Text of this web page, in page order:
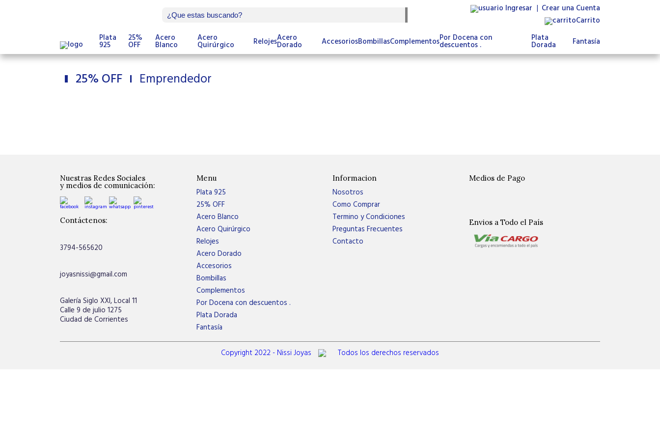
Ingresar | Crear una Cuenta
Carrito
Plata
925
25%
OFF
Acero
Blanco
Acero
Quirúrgico RelojesAcero
Dorado AccesoriosBombillasComplementosPor Docena con
descuentos .
Plata
Dorada Fantasía
25% OFF Emprendedor
Nuestras Redes Sociales
y medios de comunicación:
Contáctenos:
3794-565620
joyasnissi@gmail.com
Galería Siglo XXI, Local 11
Calle 9 de julio 1275
Ciudad de Corrientes
Menu
Plata 925
25% OFF
Acero Blanco
Acero Quirúrgico
Relojes
Acero Dorado
Accesorios
Bombillas
Complementos
Por Docena con descuentos .
Plata Dorada
Fantasía
Informacion
Nosotros
Como Comprar
Termino y Condiciones
Preguntas Frecuentes
Contacto
Medios de Pago
Envios a Todo el País
Copyright 2022 - Nissi Joyas Todos los derechos reservados